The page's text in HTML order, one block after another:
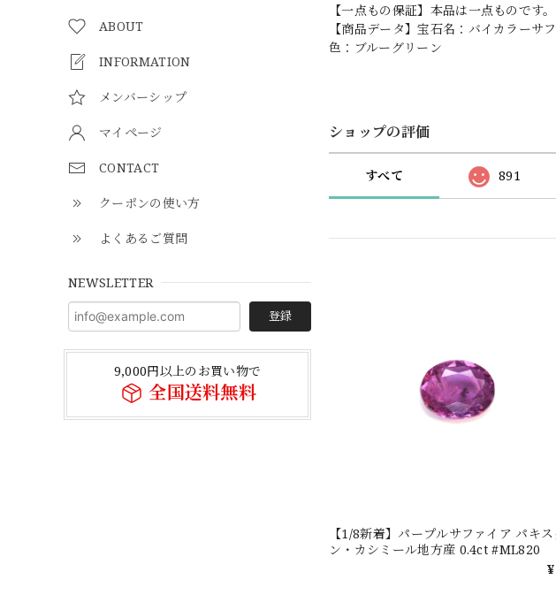
ABOUT
INFORMATION
メンバーシップ
マイページ
CONTACT
クーポンの使い方
よくあるご質問
NEWSLETTER
登録
9,000円以上のお買い物で
全国送料無料
【一点もの保証】本品は一点ものです
【商品データ】宝石名：バイカラー
色：ブルーグリーン
ショップの評価
すべて 891
【1/8新着】パープルサファイア パキス
ン・カシミール地方産 0.4ct #ML820